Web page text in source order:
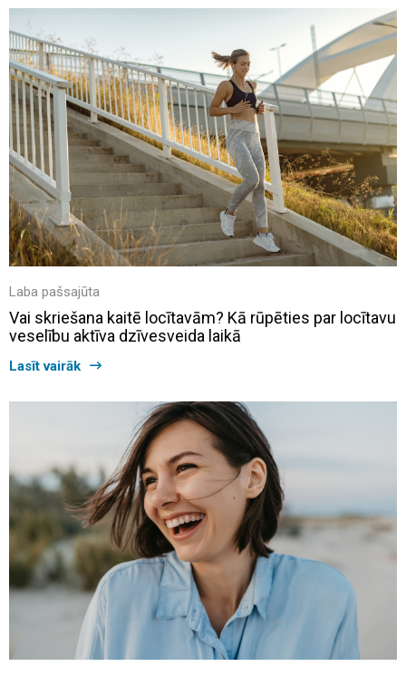
Laba pašsajūta
Vai skriešana kaitē locītavām? Kā rūpēties par locītavu
veselību aktīva dzīvesveida laikā
Lasīt vairāk